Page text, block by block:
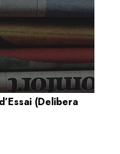
(Delibera